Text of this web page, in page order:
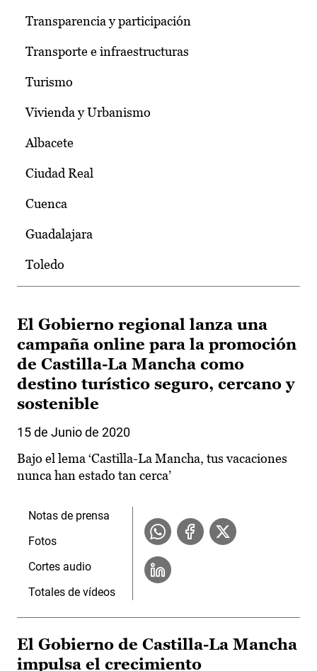
Transparencia y participación
Transporte e infraestructuras
Turismo
Vivienda y Urbanismo
Albacete
Ciudad Real
Cuenca
Guadalajara
Toledo
El Gobierno regional lanza una
campaña online para la promoción
de Castilla-La Mancha como
destino turístico seguro, cercano y
sostenible
15 de Junio de 2020
Bajo el lema ‘Castilla-La Mancha, tus vacaciones
nunca han estado tan cerca’
Notas de prensa
Fotos
Cortes audio
Totales de vídeos
El Gobierno de Castilla-La Mancha
impulsa el crecimiento